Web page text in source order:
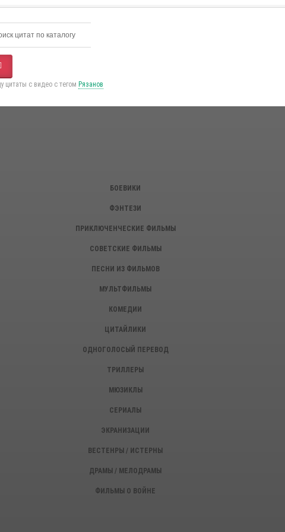
цитаты с видео с тегом Рязанов
БОЕВИКИ
ФЭНТЕЗИ
ПРИКЛЮЧЕНЧЕСКИЕ ФИЛЬМЫ
СОВЕТСКИЕ ФИЛЬМЫ
ПЕСНИ ИЗ ФИЛЬМОВ
МУЛЬТФИЛЬМЫ
КОМЕДИИ
ЦИТАЙЛИКИ
ОДНОГОЛОСЫЙ ПЕРЕВОД
ТРИЛЛЕРЫ
МЮЗИКЛЫ
СЕРИАЛЫ
ЭКРАНИЗАЦИИ
ВЕСТЕНРЫ / ИСТЕРНЫ
ДРАМЫ / МЕЛОДРАМЫ
ФИЛЬМЫ О ВОЙНЕ